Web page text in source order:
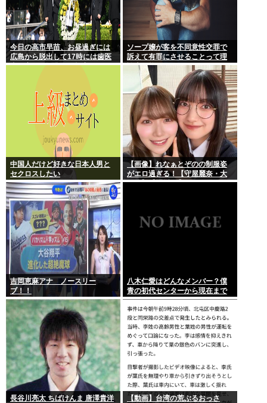
今日の高市早苗、お昼過ぎには
広島から脱出して17時には歯医
者に寄ってそのまま帰宅
ソープ嬢が客を不同意性交罪で
訴えて有罪にさせることって理
論上可能？
中国人だけど好きな日本人男と
セクロスしたい
【画像】れなぁとぞのの制服姿
がエロ過ぎる！【守屋麗奈・大
園玲】【櫻坂46】
吉岡恵麻アナ ノースリー
ブ！！
八木仁愛はどんなメンバー？僕
青の初代センターから現在まで
の活動を紹介
長谷川亮太 ちばけんま 唐澤貴洋
【動画】台湾の荒ぶるおっさ